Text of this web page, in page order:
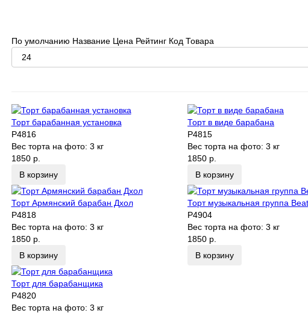
По умолчанию Название Цена Рейтинг Код Товара
Торт барабанная установка
P4816
Вес торта на фото: 3 кг
1850 р.
В корзину
Торт в виде барабана
P4815
Вес торта на фото: 3 кг
1850 р.
В корзину
Торт Армянский барабан Дхол
P4818
Вес торта на фото: 3 кг
1850 р.
В корзину
Торт музыкальная группа
P4904
Вес торта на фото: 3 кг
1850 р.
В корзину
Торт для барабанщика
P4820
Вес торта на фото: 3 кг